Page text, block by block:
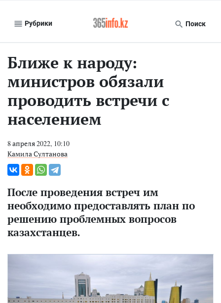
Рубрики Поиск
Ближе к народу:
министров обязали
проводить встречи с
населением
8 апреля 2022, 10:10
Камила Султанова
После проведения встреч им
необходимо предоставлять план по
решению проблемных вопросов
казахстанцев.